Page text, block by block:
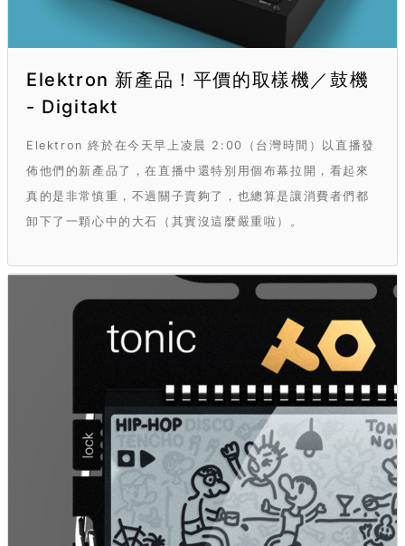
Elektron 新產品！平價的取樣機／鼓機
- Digitakt
Elektron 終於在今天早上凌晨 2:00（台灣時間）以直播發
佈他們的新產品了，在直播中還特別用個布幕拉開，看起來
真的是非常慎重，不過關子賣夠了，也總算是讓消費者們都
卸下了一顆心中的大石（其實沒這麼嚴重啦）。